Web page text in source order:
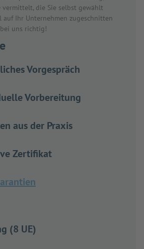
die Sie selbst gewählt
auf Ihr Unternehmen zugeschnitten
uns richtig!
Vorgespräch
Vorbereitung
aus der Praxis
Zertifikat
(8 UE)